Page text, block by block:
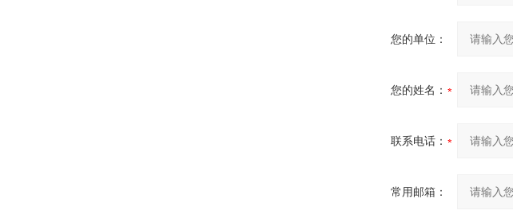
您的单位：
您的姓名：
联系电话：
常用邮箱：